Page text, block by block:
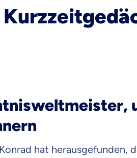
hat herausgefunden,